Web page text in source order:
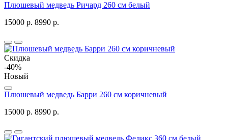
Плюшевый медведь Ричард 260 см белый
15000 р. 8990 р.
Скидка
-40%
Новый
Плюшевый медведь Барри 260 см коричневый
15000 р. 8990 р.